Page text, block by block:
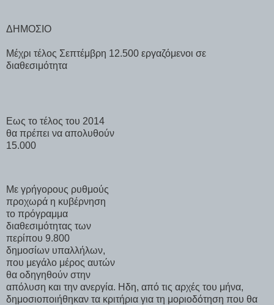
ΔΗΜΟΣΙΟ
Μέχρι τέλος Σεπτέμβρη 12.500 εργαζόμενοι σε
διαθεσιμότητα
Εως το τέλος του 2014
θα πρέπει να απολυθούν
15.000
Με γρήγορους ρυθμούς
προχωρά η κυβέρνηση
το πρόγραμμα
διαθεσιμότητας των
περίπου 9.800
δημοσίων υπαλλήλων,
που μεγάλο μέρος αυτών
θα οδηγηθούν στην
απόλυση και την ανεργία. Ηδη, από τις αρχές του μήνα,
δημοσιοποιήθηκαν τα κριτήρια για τη μοριοδότηση που θα